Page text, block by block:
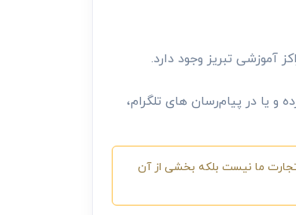
آموزشی تبریز وجود دارد.
و یا در پیام‌رسان های تلگرام،
ما نیست بلکه بخشی از آن